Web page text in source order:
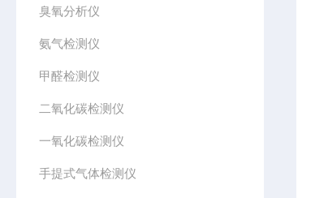
臭氧分析仪
氨气检测仪
甲醛检测仪
二氧化碳检测仪
一氧化碳检测仪
手提式气体检测仪